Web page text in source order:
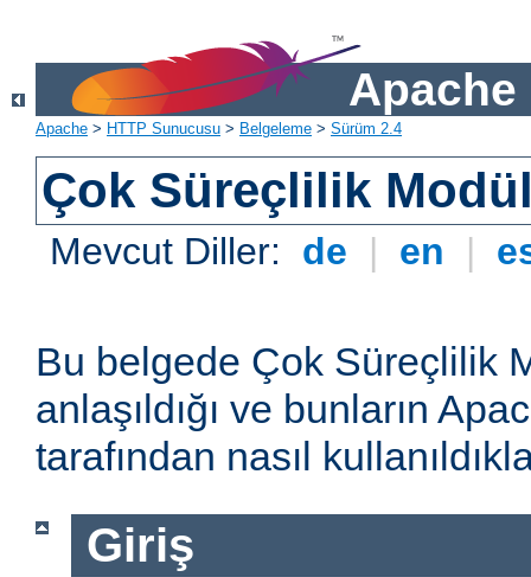
Apache
Apache > HTTP Sunucusu > Belgeleme > Sürüm 2.4
Çok Süreçlilik
Mevcut Diller: de | en |
Bu belgede Çok Süreçlilik
anlaşıldığı ve bunların
tarafından nasıl
Giriş